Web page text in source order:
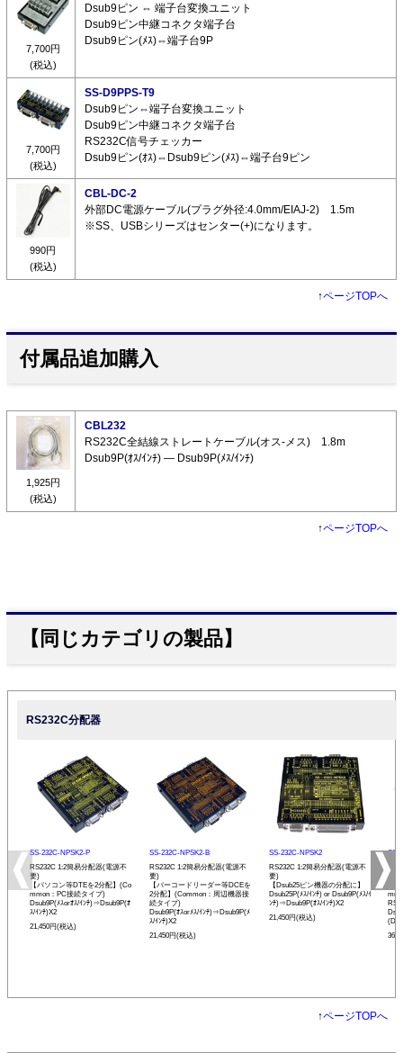
7,700円
(税込)
Dsub9ピン ⇔ 端子台変換ユニット
Dsub9ピン中継コネクタ端子台
Dsub9ピン(ﾒｽ)⇔端子台9P
7,700円
(税込)
SS-D9PPS-T9
Dsub9ピン⇔端子台変換ユニット
Dsub9ピン中継コネクタ端子台
RS232C信号チェッカー
Dsub9ピン(ｵｽ)⇔Dsub9ピン(ﾒｽ)⇔端子台9ピン
990円
(税込)
CBL-DC-2
外部DC電源ケーブル(プラグ外径:4.0mm/EIAJ-2) 1.5m
※SS、USBシリーズはセンター(+)になります。
↑ページTOPへ
付属品追加購入
1,925円
(税込)
CBL232
RS232C全結線ストレートケーブル(オス-メス) 1.8m
Dsub9P(ｵｽ/ｲﾝﾁ) ― Dsub9P(ﾒｽ/ｲﾝﾁ)
↑ページTOPへ
【同じカテゴリの製品】
RS232C分配器
SS-232C-NPSK2-P
RS232C 1:2簡易分配器(電源不
要)
【パソコン等DTEを2分配】(Co
mmon：PC接続タイプ)
Dsub9P(ﾒｽorｵｽ/ｲﾝﾁ)⇒Dsub9P(ｵ
ｽ/ｲﾝﾁ)X2
21,450円(税込)
SS-232C-NPSK2-B
RS232C 1:2簡易分配器(電源不
要)
【バーコードリーダー等DCEを
2分配】(Common：周辺機器接
続タイプ)
Dsub9P(ｵｽorﾒｽ/ｲﾝﾁ)⇒Dsub9P(ﾒ
ｽ/ｲﾝﾁ)X2
21,450円(税込)
SS-232C-NPSK2
RS232C 1:2簡易分配器(電源不
要)
【Dsub25ピン機器の分配に】
Dsub25P(ﾒｽ/ｲﾝﾁ) or Dsub9P(ﾒｽ/ｲ
ﾝﾁ)⇒Dsub9P(ｵｽ/ｲﾝﾁ)X2
21,450円(税込)
SS-
ア
↑ページTOPへ